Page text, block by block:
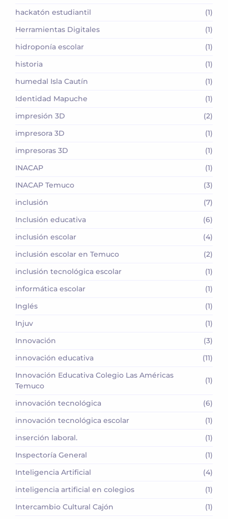
hackatón estudiantil
(1)
Herramientas Digitales
(1)
hidroponía escolar
(1)
historia
(1)
humedal Isla Cautín
(1)
Identidad Mapuche
(1)
impresión 3D
(2)
impresora 3D
(1)
impresoras 3D
(1)
INACAP
(1)
INACAP Temuco
(3)
inclusión
(7)
Inclusión educativa
(6)
inclusión escolar
(4)
inclusión escolar en Temuco
(2)
inclusión tecnológica escolar
(1)
informática escolar
(1)
Inglés
(1)
Injuv
(1)
Innovación
(3)
innovación educativa
(11)
Innovación Educativa Colegio Las Américas
Temuco
(1)
innovación tecnológica
(6)
innovación tecnológica escolar
(1)
inserción laboral.
(1)
Inspectoría General
(1)
Inteligencia Artificial
(4)
inteligencia artificial en colegios
(1)
Intercambio Cultural Cajón
(1)